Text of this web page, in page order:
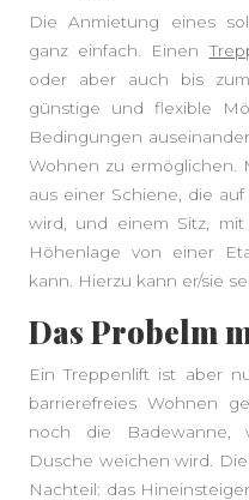
Die Anmietung eines
ganz einfach. Einen
oder aber auch bis
günstige und flexible
Bedingungen
Wohnen zu ermöglichen.
aus einer Schiene, die
wird, und einem Sitz,
Höhenlage von einer
kann. Hierzu kann er/sie
Das Probelm
Ein Treppenlift ist aber
barrierefreies Wohnen
noch die Badewanne,
Dusche weichen wird.
Nachteil: das